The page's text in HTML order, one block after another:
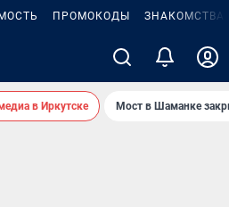
ПРОМОКОДЫ ЗНАКОМСТВА
в Иркутске Мост в Шаманке